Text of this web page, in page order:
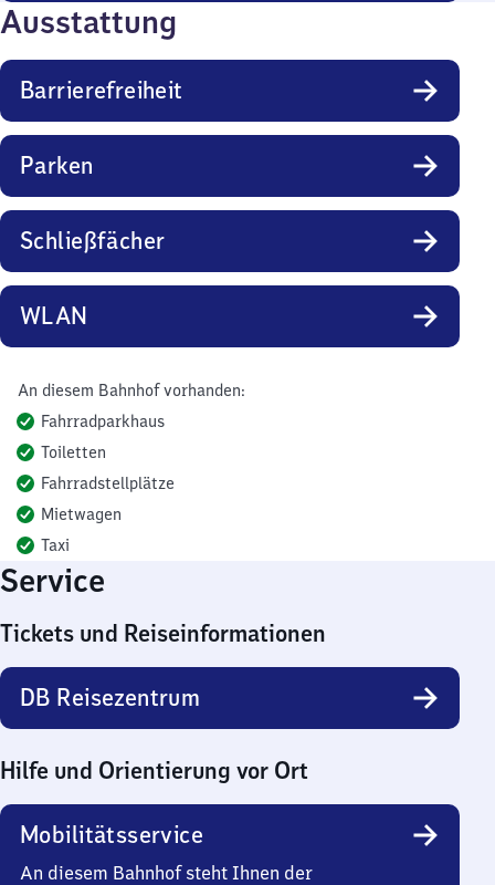
Ausstattung
Barrierefreiheit
Parken
Schließfächer
WLAN
An diesem Bahnhof vorhanden:
Fahrradparkhaus
Toiletten
Fahrradstellplätze
Mietwagen
Taxi
Service
Tickets und Reiseinformationen
DB Reisezentrum
Hilfe und Orientierung vor Ort
Mobilitätsservice
An diesem Bahnhof steht Ihnen der